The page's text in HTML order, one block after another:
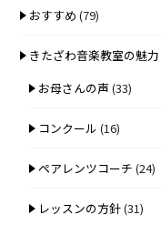
おすすめ (79)
きたざわ音楽教室の魅力
お母さんの声 (33)
コンクール (16)
ペアレンツコーチ (24)
レッスンの方針(31)